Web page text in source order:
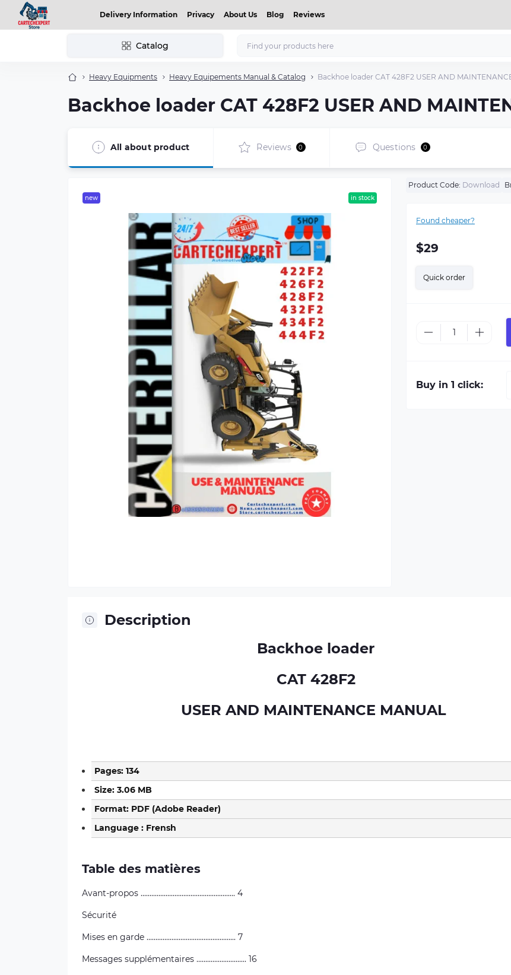
Delivery Information Privacy About Us Blog Reviews
Catalog
Heavy Equipments Heavy Equipements Manual & Catalog Backhoe loader CAT 428F2 USER AND
Backhoe loader CAT 428F2 USER AND
All about product Reviews 0 Questions 0
new in stock
Product Code: Download
Found cheaper?
$29
Quick order
Buy in 1 click:
Description
Backhoe loader
CAT 428F2
USER AND MAINTENANCE MANUAL
Pages: 134
Size: 3.06 MB
Format: PDF (Adobe Reader)
Language : Frensh
Table des matières
Avant-propos ..................................................... 4
Sécurité
Mises en garde .................................................. 7
Messages supplémentaires ............................ 16